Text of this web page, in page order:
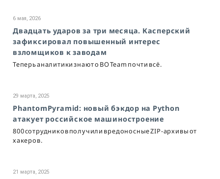
6 мая, 2026
Двадцать ударов за три месяца. Касперский
зафиксировал повышенный интерес
взломщиков к заводам
Теперь аналитики знают о BO Team почти всё.
29 марта, 2025
PhantomPyramid: новый бэкдор на Python
атакует российское машиностроение
800 сотрудников получили вредоносные ZIP-архивы от
хакеров.
21 марта, 2025